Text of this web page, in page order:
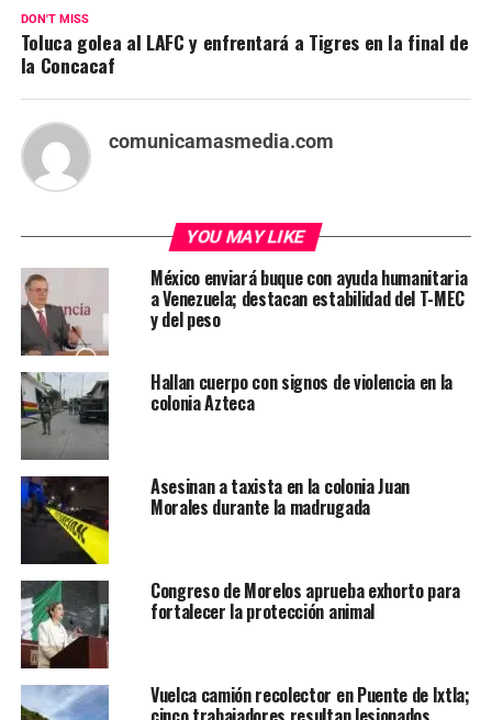
DON'T MISS
Toluca golea al LAFC y enfrentará a Tigres en la final de
la Concacaf
comunicamasmedia.com
YOU MAY LIKE
México enviará buque con ayuda humanitaria
a Venezuela; destacan estabilidad del T-MEC
y del peso
Hallan cuerpo con signos de violencia en la
colonia Azteca
Asesinan a taxista en la colonia Juan
Morales durante la madrugada
Congreso de Morelos aprueba exhorto para
fortalecer la protección animal
Vuelca camión recolector en Puente de Ixtla;